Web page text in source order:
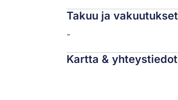
Takuu ja vakuutukset
-
Kartta & yhteystiedot